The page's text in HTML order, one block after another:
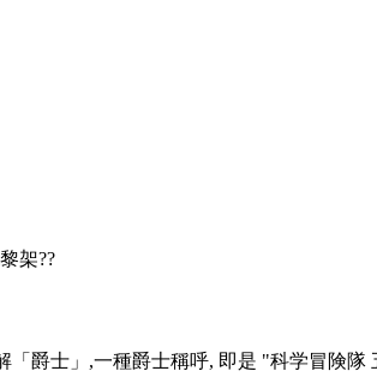
架??
「爵士」,一種爵士稱呼, 即是 "科学冒険隊